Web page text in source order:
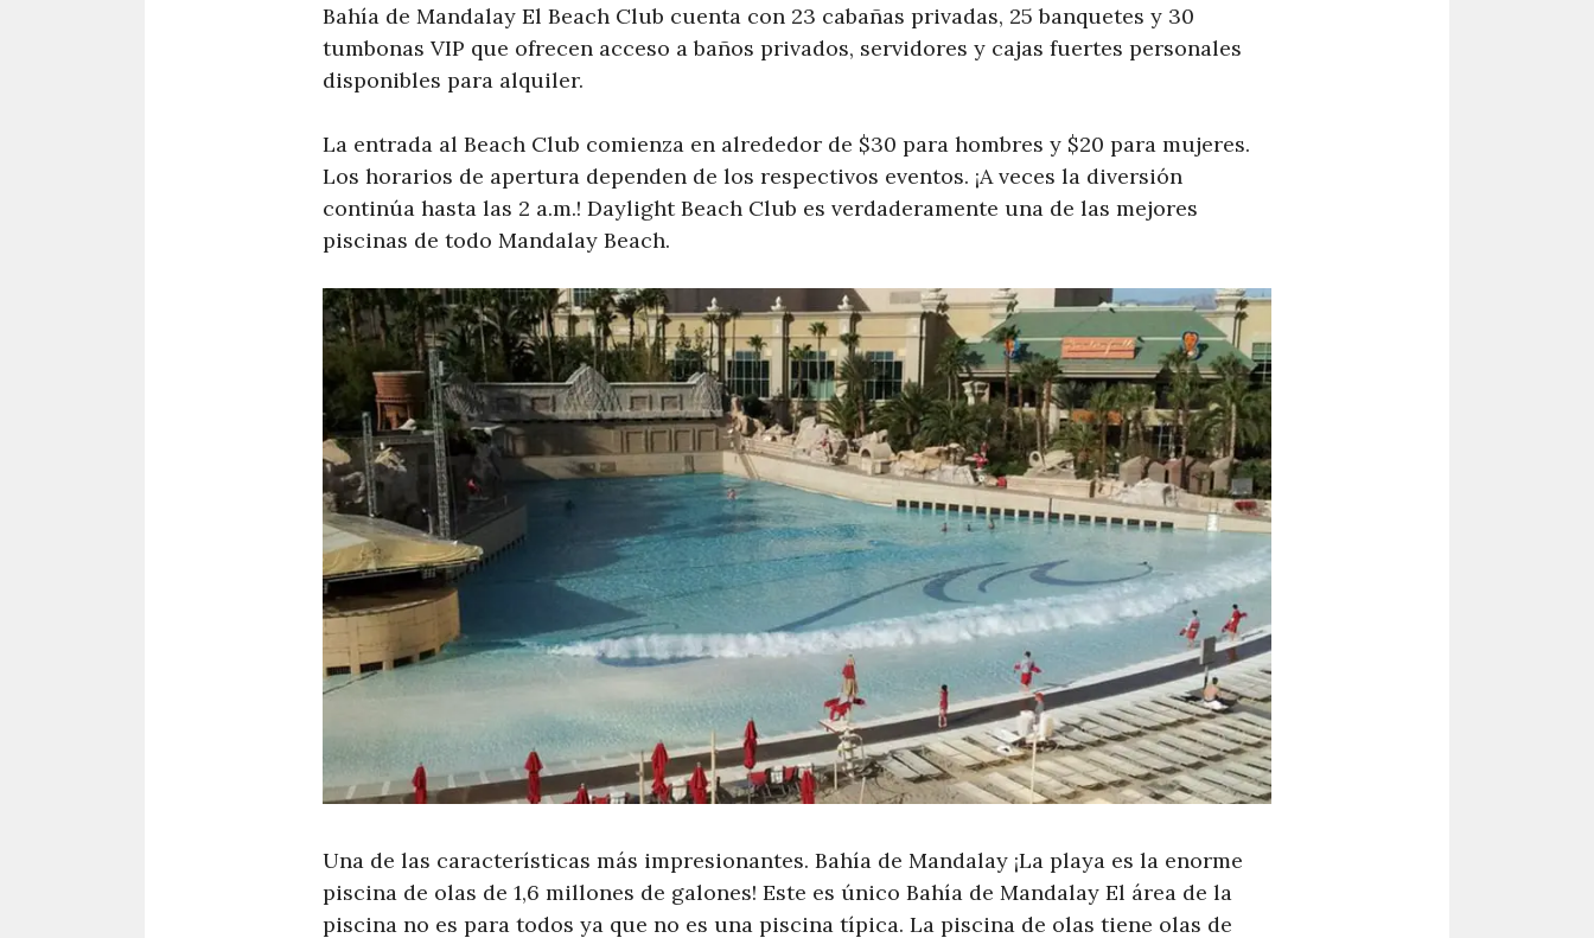
Bahía de Mandalay El Beach Club cuenta con 23 cabañas privadas, 25 banquetes y 30
tumbonas VIP que ofrecen acceso a baños privados, servidores y cajas fuertes personales
disponibles para alquiler.
La entrada al Beach Club comienza en alrededor de $30 para hombres y $20 para mujeres.
Los horarios de apertura dependen de los respectivos eventos. ¡A veces la diversión
continúa hasta las 2 a.m.! Daylight Beach Club es verdaderamente una de las mejores
piscinas de todo Mandalay Beach.
Una de las características más impresionantes. Bahía de Mandalay ¡La playa es la enorme
piscina de olas de 1,6 millones de galones! Este es único Bahía de Mandalay El área de la
piscina no es para todos ya que no es una piscina típica. La piscina de olas tiene olas de